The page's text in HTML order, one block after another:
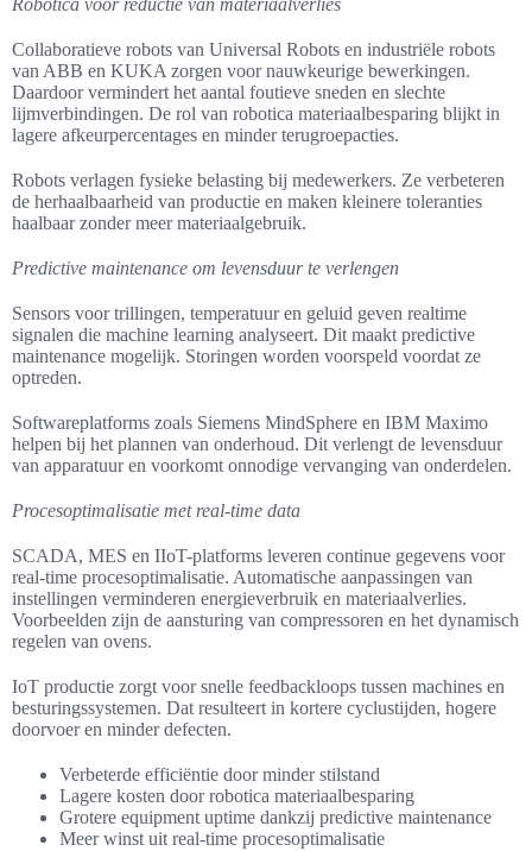
Robotica voor reductie van materiaalverlies
Collaboratieve robots van Universal Robots en industriële robots
van ABB en KUKA zorgen voor nauwkeurige bewerkingen.
Daardoor vermindert het aantal foutieve sneden en slechte
lijmverbindingen. De rol van robotica materiaalbesparing blijkt in
lagere afkeurpercentages en minder terugroepacties.
Robots verlagen fysieke belasting bij medewerkers. Ze verbeteren
de herhaalbaarheid van productie en maken kleinere toleranties
haalbaar zonder meer materiaalgebruik.
Predictive maintenance om levensduur te verlengen
Sensors voor trillingen, temperatuur en geluid geven realtime
signalen die machine learning analyseert. Dit maakt predictive
maintenance mogelijk. Storingen worden voorspeld voordat ze
optreden.
Softwareplatforms zoals Siemens MindSphere en IBM Maximo
helpen bij het plannen van onderhoud. Dit verlengt de levensduur
van apparatuur en voorkomt onnodige vervanging van onderdelen.
Procesoptimalisatie met real-time data
SCADA, MES en IIoT-platforms leveren continue gegevens voor
real-time procesoptimalisatie. Automatische aanpassingen van
instellingen verminderen energieverbruik en materiaalverlies.
Voorbeelden zijn de aansturing van compressoren en het dynamisch
regelen van ovens.
IoT productie zorgt voor snelle feedbackloops tussen machines en
besturingssystemen. Dat resulteert in kortere cyclustijden, hogere
doorvoer en minder defecten.
Verbeterde efficiëntie door minder stilstand
Lagere kosten door robotica materiaalbesparing
Grotere equipment uptime dankzij predictive maintenance
Meer winst uit real-time procesoptimalisatie